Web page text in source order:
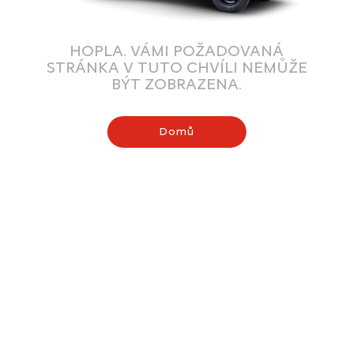
HOPLA. VÁMI POŽADOVANÁ
STRÁNKA V TUTO CHVÍLI NEMŮŽE
BÝT ZOBRAZENA.
Domů